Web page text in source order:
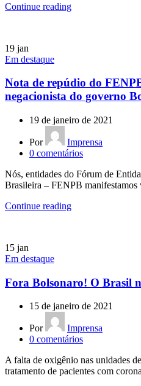
Continue reading
19 jan
Em destaque
Nota de repúdio do
negacionista do governo
19 de janeiro de 2021
Por
Imprensa
0 comentários
Nós, entidades do Fórum de
Brasileira – FENPB manifestamos
Continue reading
15 jan
Em destaque
Fora Bolsonaro! O Brasil
15 de janeiro de 2021
Por
Imprensa
0 comentários
A falta de oxigênio nas unidades
tratamento de pacientes com